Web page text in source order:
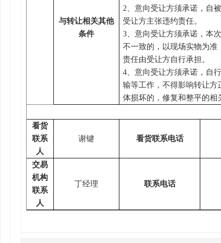
与转让相关其他
条件
2、意向受让方须承诺，自
受让方主张违约责任。
3、意向受让方须承诺，本
不一致的，以现场实物为
责任由受让方自行承担。
4、意向受让方须承诺，自
输等工作，不得影响转让
体损坏的，修复和整平的
看货
联系
人
谢键 看货联系电话
交易
机构
联系
人
丁经理 联系电话